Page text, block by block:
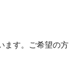
ます。ご希望の方